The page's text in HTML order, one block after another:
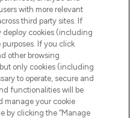
with more relevant
third party sites. If
deploy cookies (including
If you click
other browsing
only cookies (including
to operate, secure and
functionalities will be
manage your cookie
by clicking the “Manage